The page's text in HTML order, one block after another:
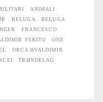
ANIMALI
BELUGA
BELUGA
FRANCESCO
FERITO
ONE
ORCA HVALDIMIR
TRØNDELAG